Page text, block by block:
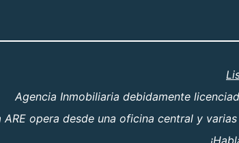
Agencia Inmobiliaria debidamente
ARE opera desde una oficina central y